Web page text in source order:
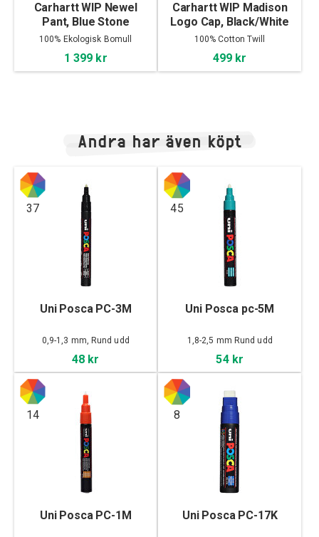
Carhartt WIP Newel
Pant, Blue Stone
Washed
100% Ekologisk Bomull
1 399 kr
Carhartt WIP Madison
Logo Cap, Black/White
100% Cotton Twill
499 kr
Andra har även köpt
37
Uni Posca PC-3M
0,9-1,3 mm, Rund udd
48 kr
45
Uni Posca pc-5M
1,8-2,5 mm Rund udd
54 kr
14
Uni Posca PC-1M
8
Uni Posca PC-17K